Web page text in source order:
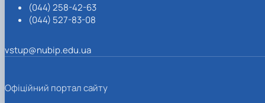
(044) 258-42-63
(044) 527-83-08
vstup@nubip.edu.ua
Офіційний портал сайту